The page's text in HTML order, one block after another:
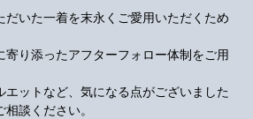
だいた一着を末永くご愛用いただくため
寄り添ったアフターフォロー体制をご用
エットなど、気になる点がございました
談ください。